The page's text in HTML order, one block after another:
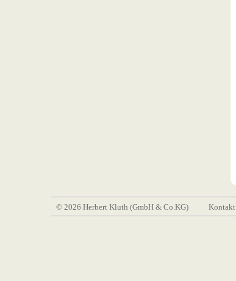
© 2026 Herbert Kluth (GmbH & Co.KG) Kontakt